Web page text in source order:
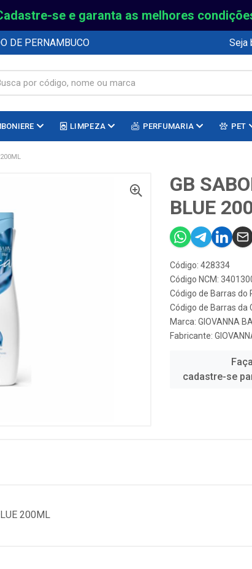
se e garanta as melhores
DE PERNAMBUCO Seja
LIMPEZA PERFUMARIA PET
GB
BLUE
Código: 428334
Código NCM:
Código de Barras do
Código de Barras da
Marca: GIOVANNA
Fabricante:
cadastre-se
200ML